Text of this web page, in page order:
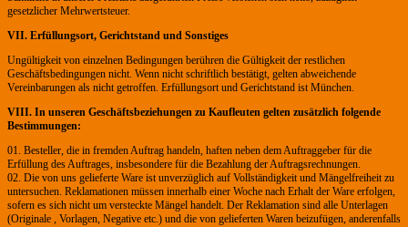
gesetzlicher Mehrwertsteuer.
VII. Erfüllungsort, Gerichtstand und Sonstiges
Ungültigkeit von einzelnen Bedingungen berühren die Gültigkeit der restlichen
Geschäftsbedingungen nicht. Wenn nicht schriftlich bestätigt, gelten abweichende
Vereinbarungen als nicht getroffen. Erfüllungsort und Gerichtstand ist München.
VIII. In unseren Geschäftsbeziehungen zu Kaufleuten gelten zusätzlich folgende
Bestimmungen:
01. Besteller, die in fremden Auftrag handeln, haften neben dem Auftraggeber für die
Erfüllung des Auftrages, insbesondere für die Bezahlung der Auftragsrechnungen.
02. Die von uns gelieferte Ware ist unverzüglich auf Vollständigkeit und Mängelfreiheit zu
untersuchen. Reklamationen müssen innerhalb einer Woche nach Erhalt der Ware erfolgen,
sofern es sich nicht um versteckte Mängel handelt. Der Reklamation sind alle Unterlagen
(Originale , Vorlagen, Negative etc.) und die von gelieferten Waren beizufügen, anderenfalls